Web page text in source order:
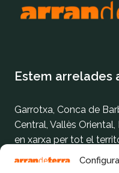
Estem arrelades
Garrotxa, Conca de
Central, Vallès
en xarxa per tot el